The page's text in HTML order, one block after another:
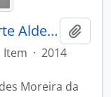
Nambiquara da Serra do norte Aldeia sowaintê: sangue escorrendo pela folha seca
Item · 2014
Moreira da